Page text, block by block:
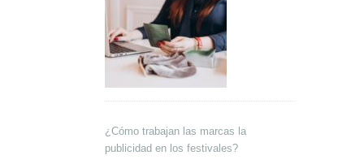
¿Cómo trabajan las marcas la
publicidad en los festivales?